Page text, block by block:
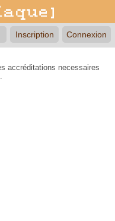
Inscription Connexion
accréditations necessaires